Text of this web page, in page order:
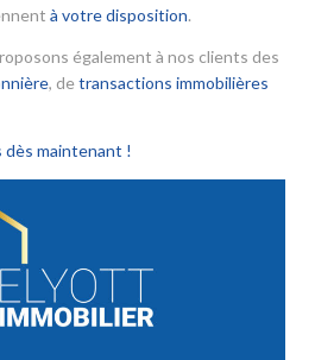
à votre disposition.
également à nos clients des
, de transactions immobilières
maintenant !